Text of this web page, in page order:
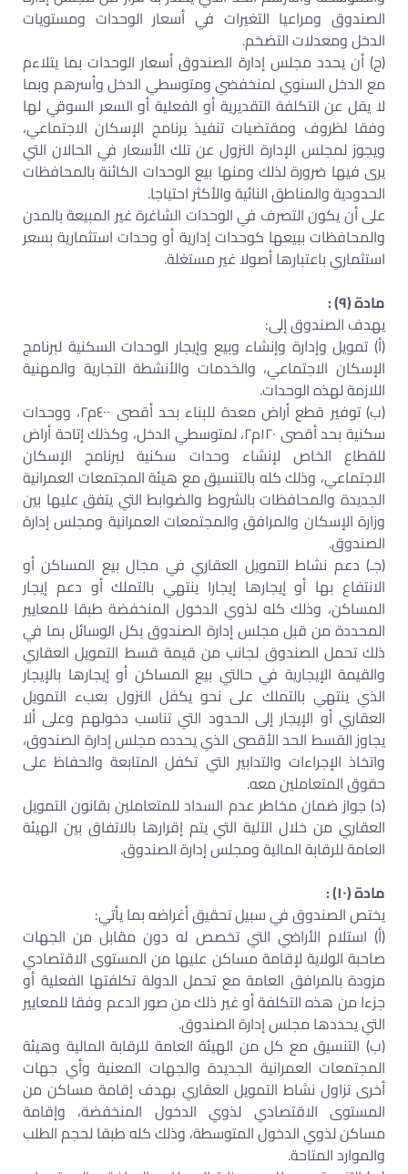
الصندوق ومراعيا التغيرات في أسعار الوحدات ومستويات
الدخل ومعدلات التضخم.
(ح) أن يحدد مجلس إدارة الصندوق أسعار الوحدات بما يتلاءم
مع الدخل السنوي لمنخفضي ومتوسطي الدخل وأسرهم وبما
لا يقل عن التكلفة التقديرية أو الفعلية أو السعر السوقي لها
وفقا لظروف ومقتضيات تنفيذ برنامج الإسكان الاجتماعي،
ويجوز لمجلس الإدارة النزول عن تلك الأسعار في الحالان التي
يرى فيها ضرورة لذلك ومنها بيع الوحدات الكائنة بالمحافظات
الحدودية والمناطق النائية والأكثر احتياجا.
على أن يكون التصرف في الوحدات الشاغرة غير المبيعة بالمدن
والمحافظات ببيعها كوحدات إدارية أو وحدات استثمارية بسعر
استثماري باعتبارها أصولا غير مستغلة.
مادة (٩) :
يهدف الصندوق إلى:
(أ) تمويل وإدارة وإنشاء وبيع وإيجار الوحدات السكنية لبرنامج
الإسكان الاجتماعي، والخدمات والأنشطة التجارية والمهنية
اللازمة لهذه الوحدات.
(ب) توفير قطع أراض معدة للبناء بحد أقصى ٤٠٠م٢، ووحدات
سكنية بحد أقصى ١٢٠م٢، لمتوسطي الدخل، وكذلك إتاحة أراض
للقطاع الخاص لإنشاء وحدات سكنية لبرنامج الإسكان
الاجتماعي، وذلك كله بالتنسيق مع هيئة المجتمعات العمرانية
الجديدة والمحافظات بالشروط والضوابط التي يتفق عليها بين
وزارة الإسكان والمرافق والمجتمعات العمرانية ومجلس إدارة
الصندوق.
(جـ) دعم نشاط التمويل العقاري في مجال بيع المساكن أو
الانتفاع بها أو إيجارها إيجارا ينتهي بالتملك أو دعم إيجار
المساكن، وذلك كله لذوي الدخول المنخفضة طبقا للمعايير
المحددة من قبل مجلس إدارة الصندوق بكل الوسائل بما في
ذلك تحمل الصندوق لجانب من قيمة قسط التمويل العقاري
والقيمة الإيجارية في حالتي بيع المساكن أو إيجارها بالإيجار
الذي ينتهي بالتملك على نحو يكفل النزول بعبء التمويل
العقاري أو الإيجار إلى الحدود التي تناسب دخولهم وعلى ألا
يجاوز القسط الحد الأقصى الذي يحدده مجلس إدارة الصندوق،
واتخاذ الإجراءات والتدابير التي تكفل المتابعة والحفاظ على
حقوق المتعاملين معه.
(د) جواز ضمان مخاطر عدم السداد للمتعاملين بقانون التمويل
العقاري من خلال الآلية التي يتم إقرارها بالاتفاق بين الهيئة
العامة للرقابة المالية ومجلس إدارة الصندوق.
مادة (١٠) :
يختص الصندوق في سبيل تحقيق أغراضه بما يأتي:
(أ) استلام الأراضي التي تخصص له دون مقابل من الجهات
صاحبة الولاية لإقامة مساكن عليها من المستوى الاقتصادي
مزودة بالمرافق العامة مع تحمل الدولة تكلفتها الفعلية أو
جزءا من هذه التكلفة أو غير ذلك من صور الدعم وفقا للمعايير
التي يحددها مجلس إدارة الصندوق.
(ب) التنسيق مع كل من الهيئة العامة للرقابة المالية وهيئة
المجتمعات العمرانية الجديدة والجهات المعنية وأي جهات
أخرى تزاول نشاط التمويل العقاري بهدف إقامة مساكن من
المستوى الاقتصادي لذوي الدخول المنخفضة، وإقامة
مساكن لذوي الدخول المتوسطة، وذلك كله طبقا لحجم الطلب
والموارد المتاحة.